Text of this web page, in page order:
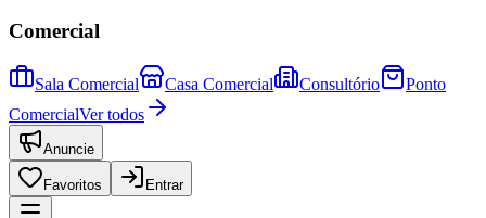
Comercial
Sala Comercial Casa Comercial Consultório
Ponto
ComercialVer todos
Anuncie
Favoritos Entrar